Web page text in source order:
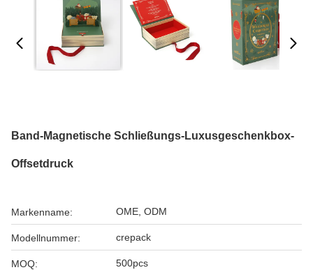
Band-Magnetische Schließungs-Luxusgeschenkbox-
Offsetdruck
Markenname: OME, ODM
Modellnummer: crepack
MOQ: 500pcs